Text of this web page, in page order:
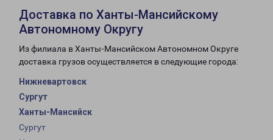
Доставка по Ханты-Мансийскому
Автономному Округу
Из филиала в Ханты-Мансийском Автономном Округе
доставка грузов осуществляется в следующие города:
Нижневартовск
Сургут
Ханты-Мансийск
Сургут